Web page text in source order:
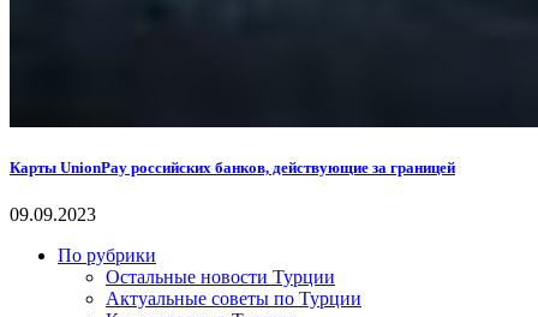
Карты UnionPay российских банков, действующие за границей
09.09.2023
По рубрики
Остальные новости Турции
Актуальные советы по Турции